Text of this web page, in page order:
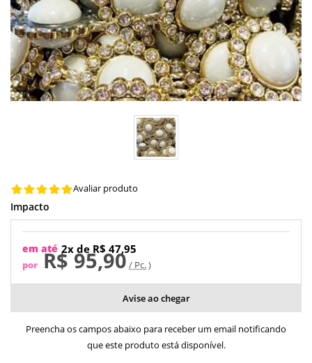
Avaliar produto
Impacto
por R$ 95,90/ Pc.
em até 2x de R$ 47,95
Avise ao chegar
Preencha os campos abaixo para receber um email notificando
que este produto está disponível.